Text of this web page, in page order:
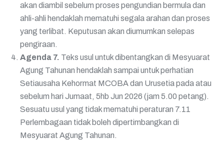
akan diambil sebelum proses pengundian bermula dan
ahli-ahli hendaklah mematuhi segalaarahan dan proses
yang terlibat. Keputusan akan diumumkan selepas
pengiraan.
Agenda 7. Teks usul untuk dibentangkan di Mesyuarat
Agung Tahunan hendaklah sampai untuk perhatian
Setiausaha Kehormat MCOBA dan Urusetiapada atau
sebelum hari Jumaat, 5hb Jun 2026 (jam 5.00 petang).
Sesuatu usul yang tidak mematuhi peraturan 7.11
Perlembagaan tidak boleh dipertimbangkan di
Mesyuarat Agung Tahunan.